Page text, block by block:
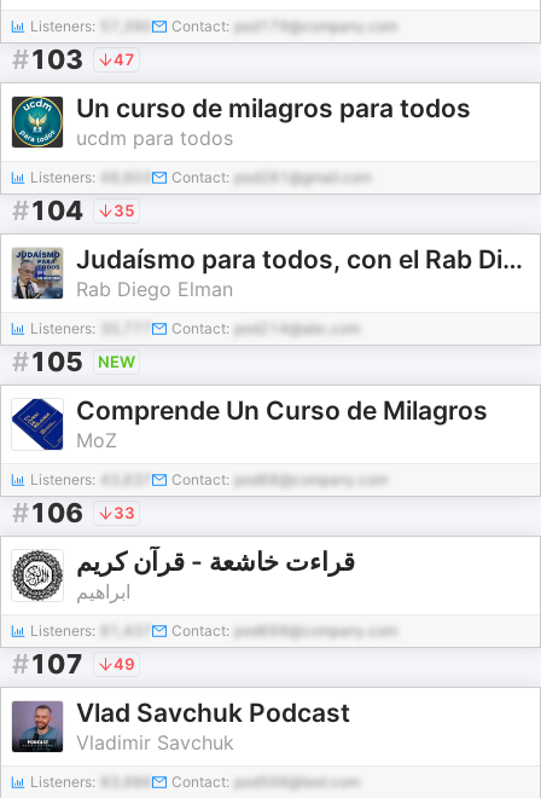
Listeners: Contact: pod179@company.com
#103 47
Un curso de milagros para todos
ucdm para todos
Listeners: 48,603 Contact: pod281@gmail.com
#104 35
Judaísmo para todos, con el Rab Diego Elman
Rab Diego Elman
Listeners: Contact: pod214@abc.com
#105 NEW
Comprende Un Curso de Milagros
MoZ
Listeners: Contact: pod68@company.com
#106 33
قراءت خاشعة - قرآن كريم
ابراهيم
Listeners: 81,437 Contact: pod699@company.com
#107 49
Vlad Savchuk Podcast
Vladimir Savchuk
Listeners: Contact: pod598@test.com